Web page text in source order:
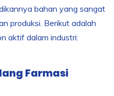
bahan yang sangat
produksi. Berikut adalah
aktif dalam industri:
Farmasi